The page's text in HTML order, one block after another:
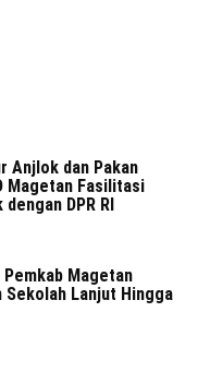
Anjlok dan Pakan
Magetan Fasilitasi
DPR RI
Magetan
Sekolah Lanjut Hingga